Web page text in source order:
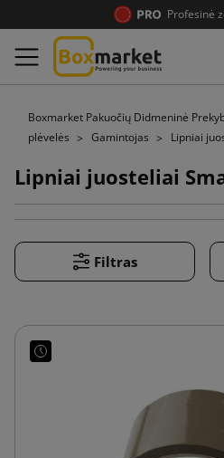
Profesinė
Boxmarket Pakuočių Didmeninė
plėvelės
Gamintojas Lipniai
Lipniai juosteliai
Filtras